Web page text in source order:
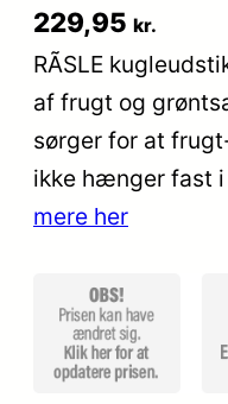
Bedømt
som4.2
ud af 5
baseret
45
kundebedø
mmelser
229,95 kr.
RÃSLE
af frugt og
sørger for at
ikke hænger fast
mere her